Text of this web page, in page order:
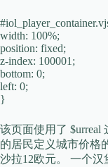
width: 100%;
position: fixed;
z-index: 100001;
bottom: 0;
left: 0;
}
该页面使用了
的居民定义城市价格
沙拉12欧元。 一个